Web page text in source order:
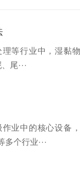
等行业中，湿黏
尾···
业中的核心设备
个行业···